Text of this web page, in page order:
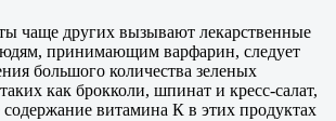
чаще других вызывают лекарственные
принимающим варфарин, следует
большого количества зеленых
как брокколи, шпинат и кресс-салат,
содержание витамина К в этих продуктах